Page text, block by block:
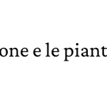
e le